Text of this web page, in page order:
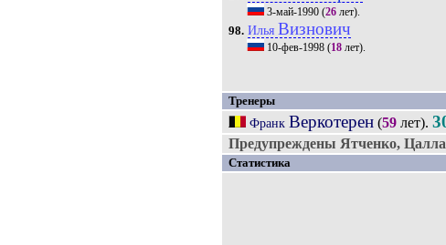
3-май-1990 (26 лет).
98. Илья Визнович
10-фев-1998 (18 лет).
Тренеры
Франк Веркотерен (59 лет).
Предупреждены Ятченко,
Статистика